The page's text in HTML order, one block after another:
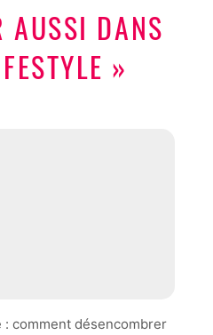
AUSSI DANS
»
comment désencombrer